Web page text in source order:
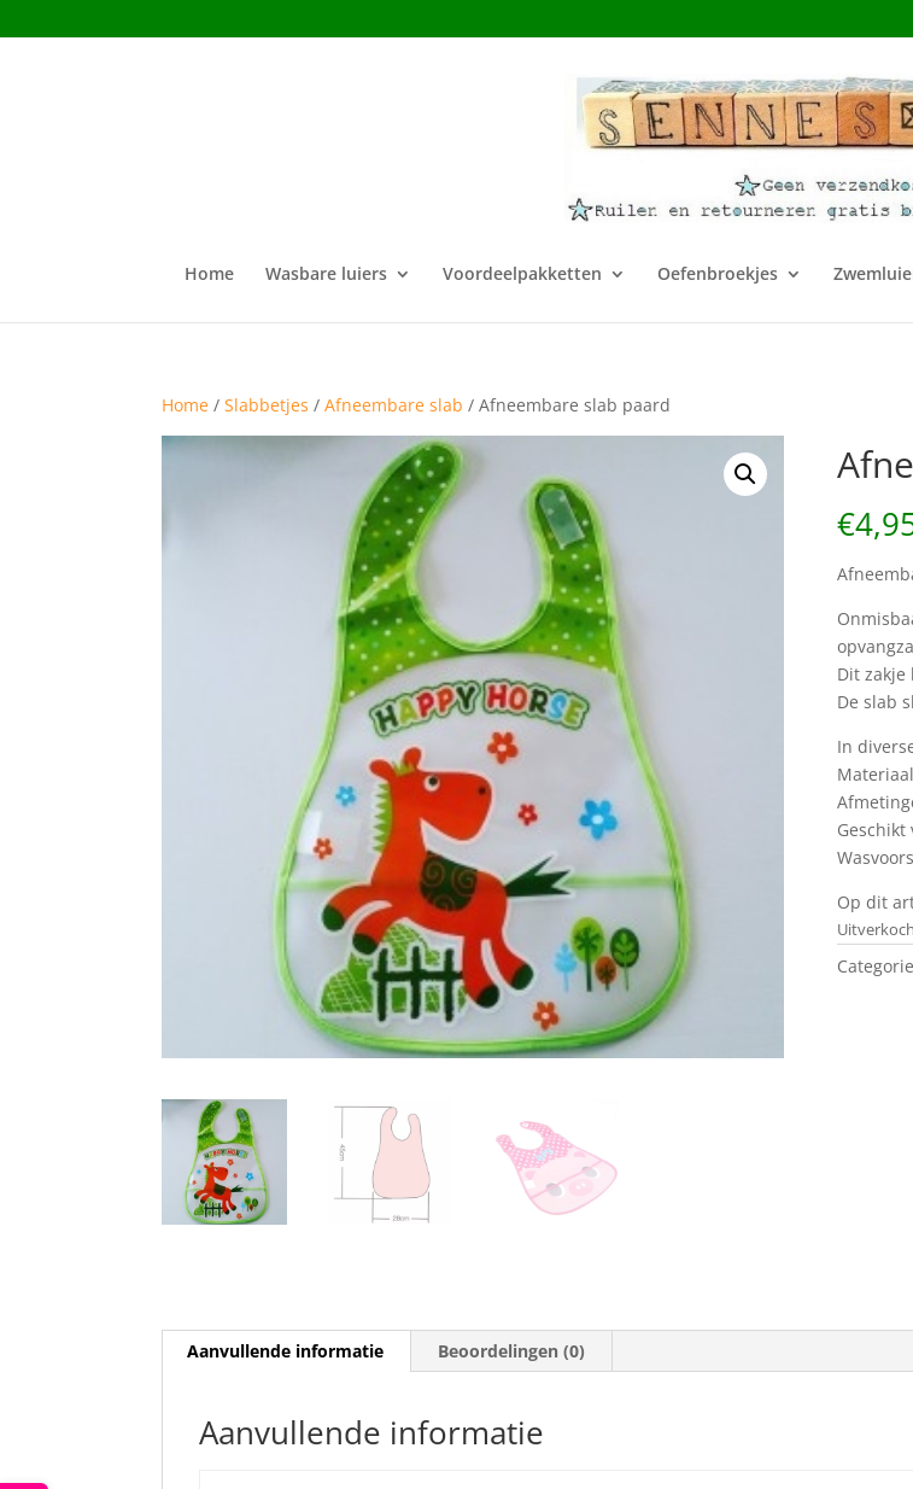
Home Wasbare luiers Voordeelpakketten Oefenbroekjes
Home /Slabbetjes /Afneembare slab / Afneembare slab paard
€
Dit zakje
De slab
In
Op dit
Aanvullende informatie Beoordelingen (0)
Aanvullende informatie